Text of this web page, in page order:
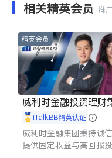
相关精英会员 推
精英会员
威利时金融投资理财
iTalkBB精英认证
威利时金融集团秉持诚信
提供固定收益与高回报